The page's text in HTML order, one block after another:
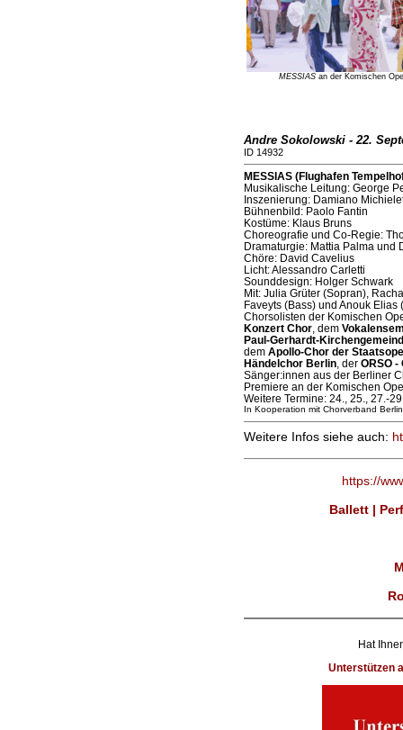
MESSIASan der Komischen
Andre Sokolowski - 22.
ID 14932
MESSIAS (Flughafen
Musikalische Leitung: George
Inszenierung: Damiano
Bühnenbild: Paolo Fantin
Kostüme: Klaus Bruns
Choreografie und Co-Regie:
Dramaturgie: Mattia Palma und
Chöre: David Cavelius
Licht: Alessandro Carletti
Sounddesign: Holger Schwark
Mit: Julia Grüter (Sopran),
Faveyts (Bass) und Anouk Elias
Chorsolisten der Komischen
Konzert Chor, dem
Paul-Gerhardt-
dem Apollo-Chor der
Händelchor Berlin, der ORSO
Sänger:innen aus der Berliner
Premiere an der Komischen
Weitere Termine: 24., 25., 27.-
In Kooperation mit Chorverband Berlin
Weitere Infos siehe auch:
https://
Ballett |
Hat
Unterstützen